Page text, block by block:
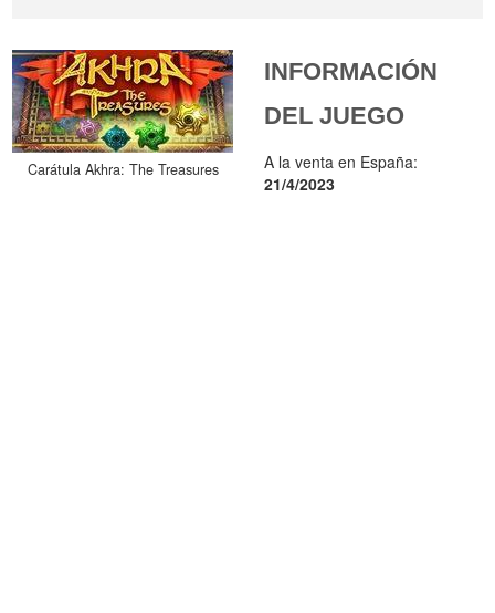
Carátula Akhra: The Treasures
INFORMACIÓN
DEL JUEGO
A la venta en España:
21/4/2023